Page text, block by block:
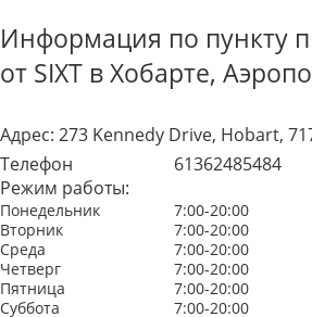
Информация по пункту
от SIXT в Хобарте,
Адрес: 273 Kennedy Drive, Hobart,
Телефон
61362485484
Режим работы:
Понедельник
7:00-20:00
Вторник
7:00-20:00
Среда
7:00-20:00
Четверг
7:00-20:00
Пятница
7:00-20:00
Суббота
7:00-20:00